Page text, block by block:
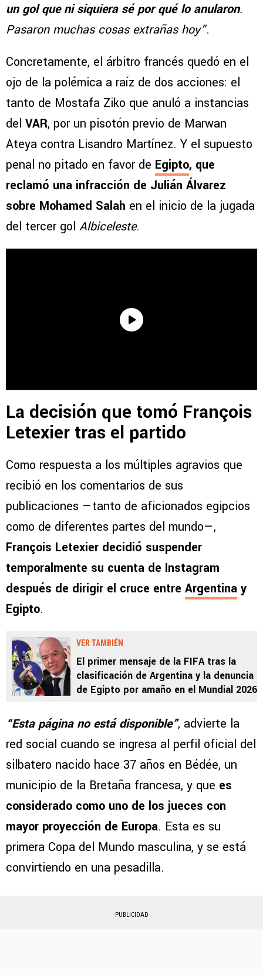
un gol que ni siquiera sé por qué lo anularon.
Pasaron muchas cosas extrañas hoy”.
Concretamente, el árbitro francés quedó en el
ojo de la polémica a raíz de dos acciones: el
tanto de Mostafa Ziko que anuló a instancias
del VAR, por un pisotón previo de Marwan
Ateya contra Lisandro Martínez. Y el supuesto
penal no pitado en favor de Egipto, que
reclamó una infracción de Julián Álvarez
sobre Mohamed Salah en el inicio de la jugada
del tercer gol Albiceleste.
La decisión que tomó François
Letexier tras el partido
Como respuesta a los múltiples agravios que
recibió en los comentarios de sus
publicaciones —tanto de aficionados egipcios
como de diferentes partes del mundo—,
François Letexier decidió suspender
temporalmente su cuenta de Instagram
después de dirigir el cruce entre Argentina y
Egipto.
VER TAMBIÉN
El primer mensaje de la FIFA tras la
clasificación de Argentina y la denuncia
de Egipto por amaño en el Mundial 2026
“Esta página no está disponible”, advierte la
red social cuando se ingresa al perfil oficial del
silbatero nacido hace 37 años en Bédée, un
municipio de la Bretaña francesa, y que es
considerado como uno de los jueces con
mayor proyección de Europa. Esta es su
primera Copa del Mundo masculina, y se está
convirtiendo en una pesadilla.
PUBLICIDAD